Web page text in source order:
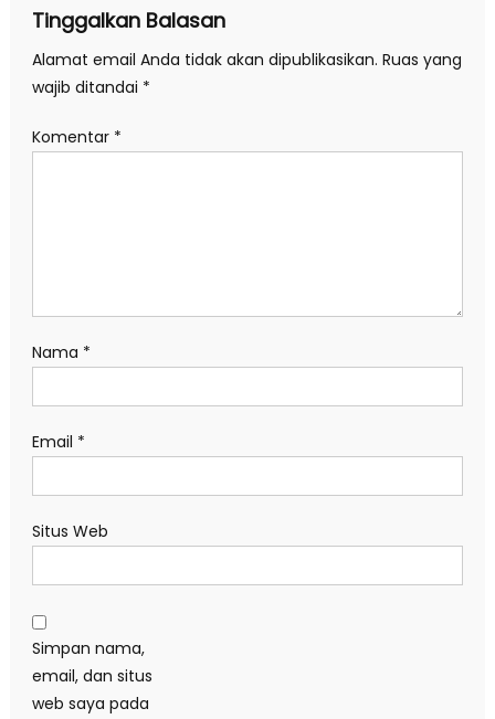
Tinggalkan Balasan
Alamat email Anda tidak akan dipublikasikan. Ruas yang
wajib ditandai *
Komentar *
Nama *
Email *
Situs Web
Simpan nama,
email, dan situs
web saya pada